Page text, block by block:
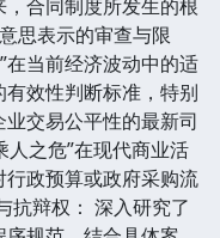
合同制度所发生的根
思表示的审查与限
在当前经济波动中的适
效性判断标准，特别
交易公平性的最新司
人之危”在现代商业活
政预算或政府采购流
抗辩权： 深入研究了